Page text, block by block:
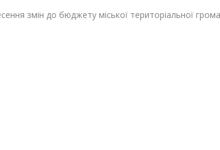
змін до бюджету міської територіальної